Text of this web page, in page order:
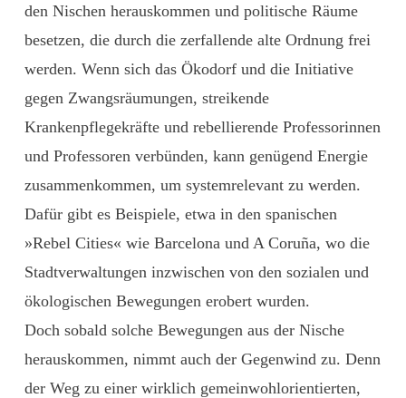
den Nischen herauskommen und politische Räume
besetzen, die durch die zerfallende alte Ordnung frei
werden. Wenn sich das Ökodorf und die Initiative
gegen Zwangsräumungen, streikende
Krankenpflegekräfte und rebellierende Professorinnen
und Professoren verbünden, kann genügend Energie
zusammenkommen, um systemrelevant zu werden.
Dafür gibt es Beispiele, etwa in den spanischen
»Rebel Cities« wie Barcelona und A Coruña, wo die
Stadtverwaltungen inzwischen von den sozialen und
ökologischen Bewegungen erobert wurden.
Doch sobald solche Bewegungen aus der Nische
herauskommen, nimmt auch der Gegenwind zu. Denn
der Weg zu einer wirklich gemeinwohlorientierten,